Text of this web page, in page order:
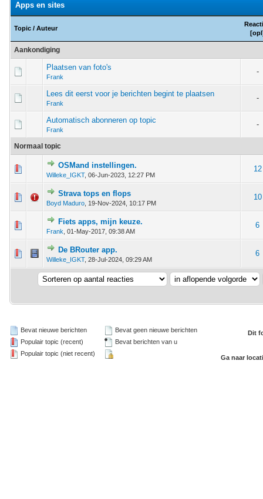
Apps en sites
Topic / Auteur
[opl
Aankondiging
Plaatsen van foto's
Frank
-
Lees dit eerst voor je berichten begint te plaatsen
Frank
-
Automatisch abonneren op topic
Frank
-
Normaal topic
OSMand instellingen.
Willeke_IGKT, 06-Jun-2023, 12:27 PM
12
- 0 van 5 gemiddeld
Strava tops en flops
Boyd Maduro 19-Nov-2024, 10:17 PM
10
- 0 van 5 gemiddeld
123
Fiets apps, mijn keuze.
Frank 01-May-2017, 09:38 AM
6
- 0 van 5 gemiddeld
De BRouter app.
Willeke_IGKT, 28-Jul-2024, 09:29 AM
6
- 0 van 5 gemiddeld
123
Bevat nieuwe berichten
Populair topic (recent)
Populair topic (niet recent)
Bevat geen nieuwe berichten
Bevat berichten van u
Dit
Ga naar